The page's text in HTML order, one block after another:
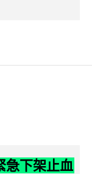
急下架止血